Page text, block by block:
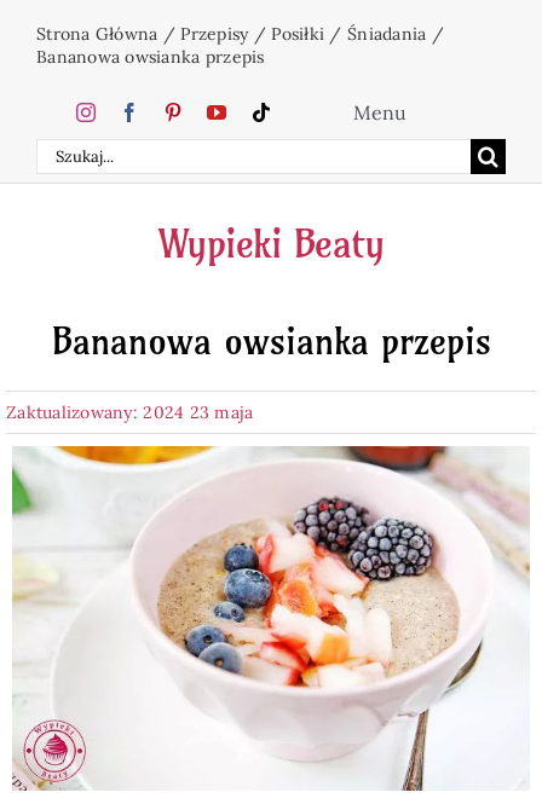
Strona Główna /Przepisy/Posiłki / Śniadania /
Bananowa owsianka przepis
Szukaj
Menu
Home
Ciasta
Desery
Napoje
Pieczywo
Przetwory
Posiłki
Wypieki Beaty
Bananowa owsianka przepis
Zaktualizowany: 2024 23 maja